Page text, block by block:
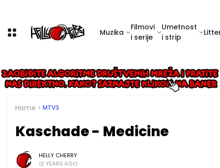
Muzika
Filmovi
i serije
Umetnost
i strip
Home MTV3
Kaschade - Medicine
HELLY CHERRY
12 YEARS AGO